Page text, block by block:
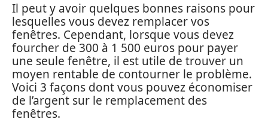
Il peut y avoir quelques bonnes raisons pour
lesquelles vous devez remplacer vos
fenêtres. Cependant, lorsque vous devez
fourcher de 300 à 1 500 euros pour payer
une seule fenêtre, il est utile de trouver un
moyen rentable de contourner le problème.
Voici 3 façons dont vous pouvez économiser
de l’argent sur le remplacement des
fenêtres.